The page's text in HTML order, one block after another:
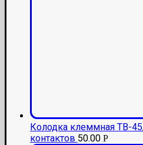
Колодка клеммная ТВ-
контактов 50.00 Р